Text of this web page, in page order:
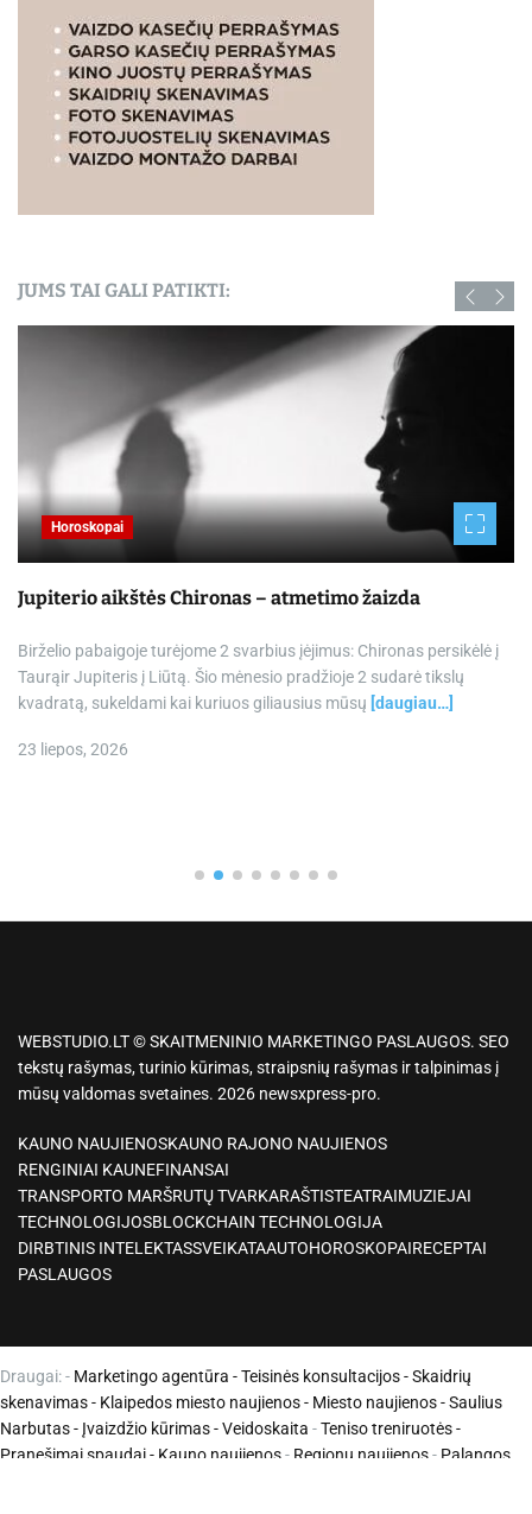
JUMS TAI GALI PATIKTI:
Horoskopai
Jupiterio aikštės Chironas – atmetimo žaizda
Birželio pabaigoje turėjome 2 svarbius įėjimus: Chironas persikėlė į
Taurąir Jupiteris į Liūtą. Šio mėnesio pradžioje 2 sudarė tikslų
kvadratą, sukeldami kai kuriuos giliausius mūsų [daugiau…]
23 liepos, 2026
WEBSTUDIO.LT © SKAITMENINIO MARKETINGO PASLAUGOS. SEO
tekstų rašymas, turinio kūrimas, straipsnių rašymas ir talpinimas į
mūsų valdomas svetaines. 2026 newsxpress-pro.
KAUNO NAUJIENOSKAUNO RAJONO NAUJIENOS
RENGINIAI KAUNEFINANSAI
TRANSPORTO MARŠRUTŲ TVARKARAŠTISTEATRAIMUZIEJAI
TECHNOLOGIJOSBLOCKCHAIN TECHNOLOGIJA
DIRBTINIS INTELEKTASSVEIKATAAUTOHOROSKOPAIRECEPTAI
PASLAUGOS
Draugai: - Marketingo agentūra -Teisinės konsultacijos-Skaidrių
skenavimas- Klaipedos miesto naujienos- Miesto naujienos-Saulius
Narbutas- Įvaizdžio kūrimas-Veidoskaita -Teniso treniruotės-
Pranešimai spaudai - Kauno naujienos- Regionų naujienos- Palangos